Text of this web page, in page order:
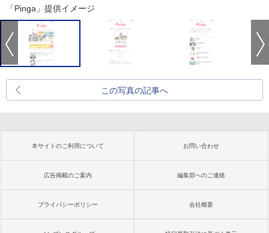
「Pinga」提供イメージ
この写真の記事へ
本サイトのご利用について お問い合わせ
広告掲載のご案内 編集部へのご連絡
プライバシーポリシー 会社概要